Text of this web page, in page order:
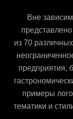
Вне
из 70
предприятия,
примеры
тематики и